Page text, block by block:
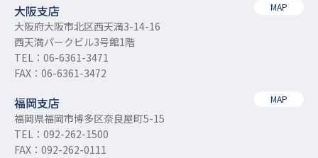
大阪支店
大阪府大阪市北区西天満3-14-16
西天満パークビル3号館1階
TEL：06-6361-3471
FAX：06-6361-3472
MAP
福岡支店
福岡県福岡市博多区奈良屋町5-15
TEL：092-262-1500
FAX：092-262-0111
MAP